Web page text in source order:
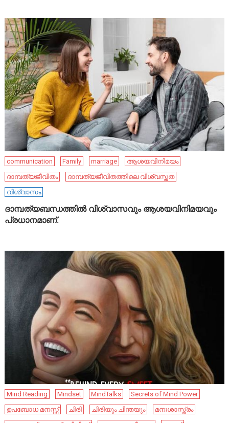
communication Family marriage
ആശയവിനിമയം
ദാമ്പത്യജീവിതം
ദാമ്പത്യജീവിതത്തിലെ വിശ്വസ്തത
വിശ്വാസം
ദാമ്പത്യബന്ധത്തിൽ വിശ്വാസവും ആശയവിനിമയവും
പ്രധാനമാണ്.
Mind Reading Mindset MindTalks
Secrets of Mind Power
ഉപബോധ മനസ്സ്
ചിരി ചിരിയും ചിന്തയും
മനഃശാസ്ത്രം